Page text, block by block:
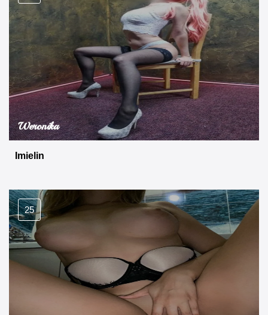
Weronika
Imielin
25